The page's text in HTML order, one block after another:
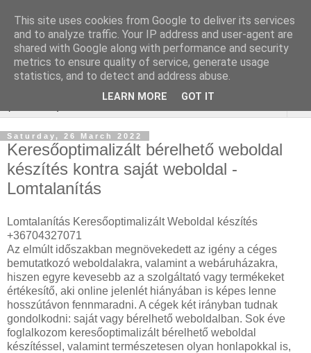
Online marketing - Teljes
körű marketing megoldások
Saturday, 26 March 2022
Keresőoptimalizált bérelhető weboldal
készítés kontra saját weboldal -
Lomtalanítás
Lomtalanítás Keresőoptimalizált Weboldal készítés
+36704327071
Az elmúlt időszakban megnövekedett az igény a céges
bemutatkozó weboldalakra, valamint a webáruházakra,
hiszen egyre kevesebb az a szolgáltató vagy termékeket
értékesítő, aki online jelenlét hiányában is képes lenne
hosszútávon fennmaradni. A cégek két irányban tudnak
gondolkodni: saját vagy bérelhető weboldalban. Sok éve
foglalkozom keresőoptimalizált bérelhető weboldal
készítéssel, valamint természetesen olyan honlapokkal is,
This site uses cookies from Google to deliver its services
and to analyze traffic. Your IP address and user-agent are
shared with Google along with performance and security
metrics to ensure quality of service, generate usage
statistics, and to detect and address abuse.
LEARN MORE GOT IT